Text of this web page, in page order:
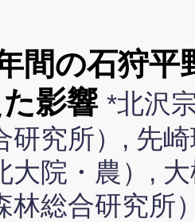
間の石狩平
影響 *北沢
研究所）, 先
大院・農）,
林総合研究所